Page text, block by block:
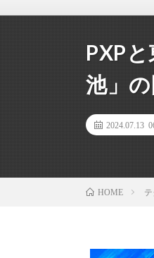
PXP
池」
2024.07.13
HOME